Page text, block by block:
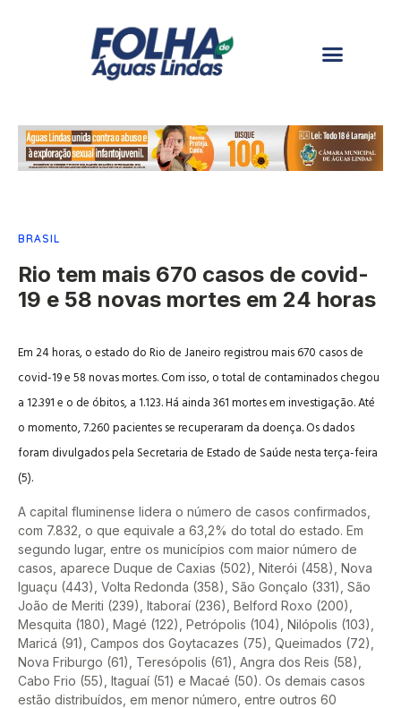
BRASIL
Rio tem mais 670 casos de covid-
19 e 58 novas mortes em 24 horas
Em 24 horas, o estado do Rio de Janeiro registrou mais 670 casos de
covid-19 e 58 novas mortes. Com isso, o total de contaminados chegou
a 12.391 e o de óbitos, a 1.123. Há ainda 361 mortes em investigação. Até
o momento, 7.260 pacientes se recuperaram da doença. Os dados
foram divulgados pela Secretaria de Estado de Saúde nesta terça-feira
(5).
A capital fluminense lidera o número de casos confirmados,
com 7.832, o que equivale a 63,2% do total do estado. Em
segundo lugar, entre os municípios com maior número de
casos, aparece Duque de Caxias (502), Niterói (458), Nova
Iguaçu (443), Volta Redonda (358), São Gonçalo (331), São
João de Meriti (239), Itaboraí (236), Belford Roxo (200),
Mesquita (180), Magé (122), Petrópolis (104), Nilópolis (103),
Maricá (91), Campos dos Goytacazes (75), Queimados (72),
Nova Friburgo (61), Teresópolis (61), Angra dos Reis (58),
Cabo Frio (55), Itaguaí (51) e Macaé (50). Os demais casos
estão distribuídos, em menor número, entre outros 60